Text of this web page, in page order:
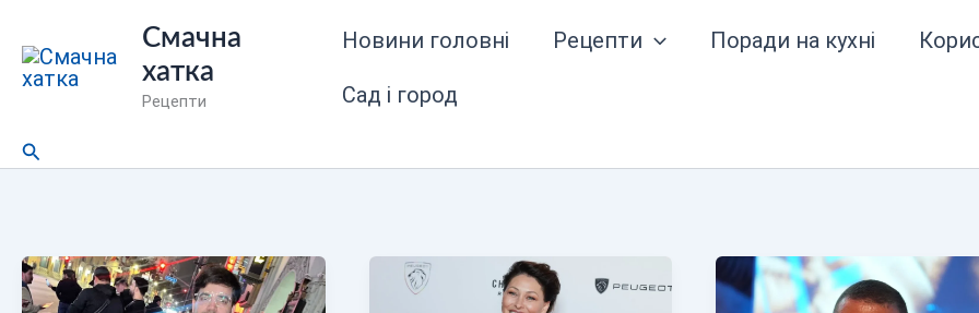
до
вмісту
Смачна
хатка
Рецепти
Новини головні Рецепти Поради на кухні
Сад і город
Пошук